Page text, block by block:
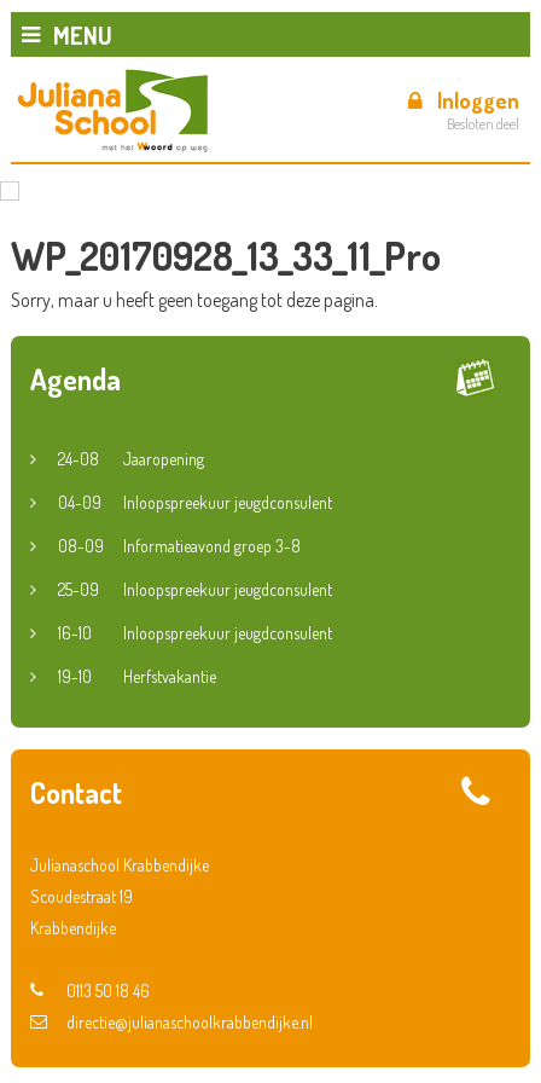
MENU
Inloggen
Besloten deel
WP_20170928_13_33_11_Pro
Sorry, maar u heeft geen toegang tot deze pagina.
Agenda
24-08 Jaaropening
04-09 Inloopspreekuur jeugdconsulent
08-09 Informatieavond groep 3-8
25-09 Inloopspreekuur jeugdconsulent
16-10 Inloopspreekuur jeugdconsulent
19-10 Herfstvakantie
Contact
Julianaschool Krabbendijke
Scoudestraat 19
Krabbendijke
0113 50 18 46
directie@julianaschoolkrabbendijke.nl